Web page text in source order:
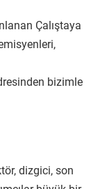
Çalıştaya
bizimle
dizgici, son